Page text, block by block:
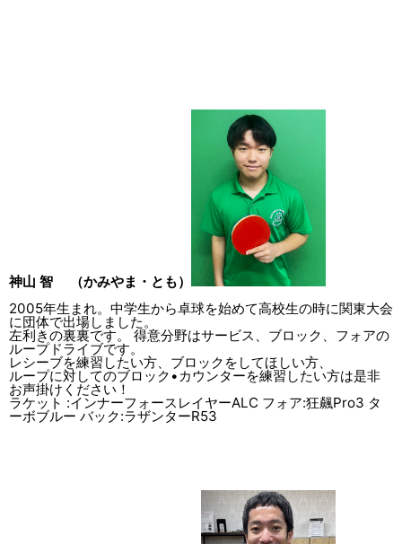
神山 智 （かみやま・とも）
2005年生まれ。中学生から卓球を始めて高校生の時に関東大会
に団体で出場しました。
左利きの裏裏です。 得意分野はサービス、ブロック、フォアの
ループドライブです。
レシーブを練習したい方、ブロックをしてほしい方、
ループに対してのブロック•カウンターを練習したい方は是非
お声掛けください！
ラケット :インナーフォースレイヤーALC フォア:狂飆Pro3 タ
ーボブルー バック:ラザンターR53